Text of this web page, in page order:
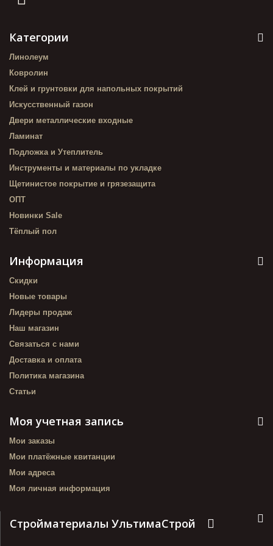
Категории
Линолеум
Ковролин
Клей и грунтовки для напольных покрытий
Искусственный газон
Двери металлические входные
Ламинат
Подложка и Утеплитель
Инструменты и материалы по укладке
Щетинистое покрытие и грязезащита
ОПТ
Новинки Sale
Тёплый пол
Информация
Скидки
Новые товары
Лидеры продаж
Наш магазин
Связаться с нами
Доставка и оплата
Политика магазина
Статьи
Моя учетная запись
Мои заказы
Мои платёжные квитанции
Мои адреса
Моя личная информация
Стройматериалы УльтимаСтрой